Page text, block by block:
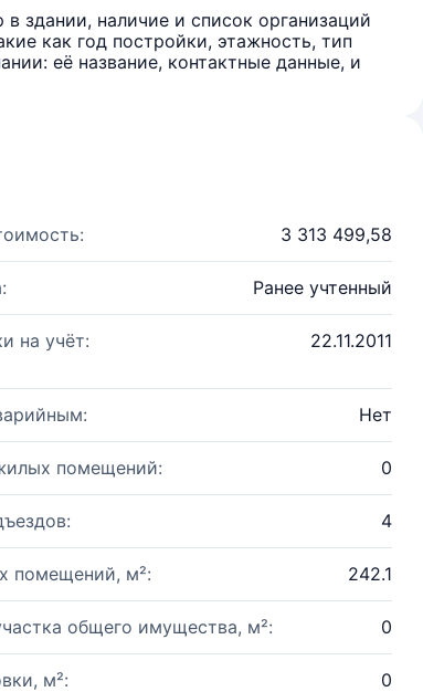
здании, наличие и список организаций
как год постройки, этажность, тип
её название, контактные данные, и
3 313 499,58
Ранее учтенный
на учёт: 22.11.2011
Нет
помещений: 0
4
помещений, м²: 242.1
общего имущества, м²: 0
м²: 0